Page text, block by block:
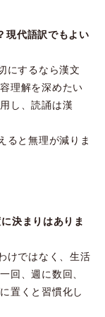
現代語訳でもよい
にするなら漢文
理解を深めたい
し、読誦は漢
ると無理が減りま
決まりはありま
けではなく、生活
回、週に数回、
置くと習慣化し